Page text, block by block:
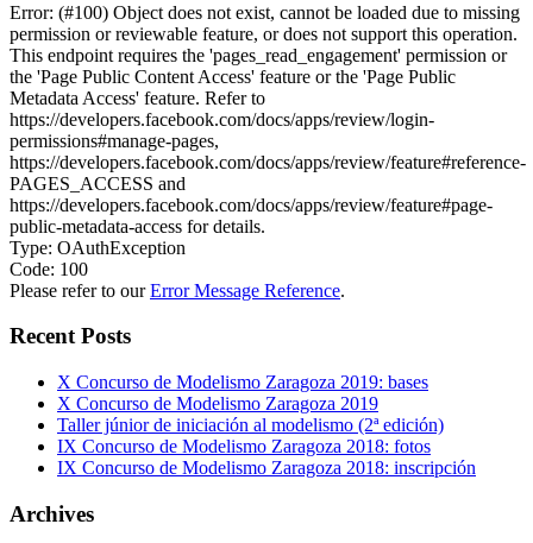
Error: (#100) Object does not exist, cannot be loaded due to missing
permission or reviewable feature, or does not support this operation.
This endpoint requires the 'pages_read_engagement' permission or
the 'Page Public Content Access' feature or the 'Page Public
Metadata Access' feature. Refer to
https://developers.facebook.com/docs/apps/review/login-
permissions#manage-pages,
https://developers.facebook.com/docs/apps/review/feature#reference-
PAGES_ACCESS and
https://developers.facebook.com/docs/apps/review/feature#page-
public-metadata-access for details.
Type: OAuthException
Code: 100
Please refer to ourError Message Reference.
Recent Posts
X Concurso de Modelismo Zaragoza 2019: bases
X Concurso de Modelismo Zaragoza 2019
Taller júnior de iniciación al modelismo (2ª edición)
IX Concurso de Modelismo Zaragoza 2018: fotos
IX Concurso de Modelismo Zaragoza 2018: inscripción
Archives